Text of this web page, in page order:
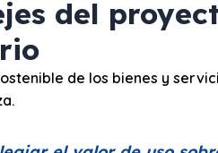
del
de los bienes y